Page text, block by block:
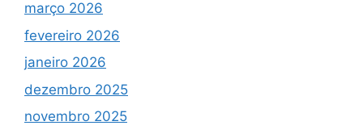
março 2026
fevereiro 2026
janeiro 2026
dezembro 2025
novembro 2025